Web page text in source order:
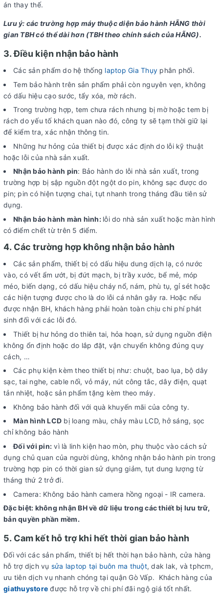
án thay thế.
Lưu ý: các trường hợp máy thuộc diện bảo hành HÃNG thời
gian TBH có thể dài hơn (TBH theo chính sách của HÃNG).
3. Điều kiện nhận bảo hành
Các sản phẩm do hệ thống laptop Gia Thụy phân phối.
Tem bảo hành trên sản phẩm phải còn nguyên vẹn, không
có dấu hiệu cạo sước, tẩy xóa, mờ rách.
Trong trường hợp, tem chưa rách nhưng bị mờ hoặc tem bị
rách do yếu tố khách quan nào đó, công ty sẽ tạm thời giữ lại
để kiểm tra, xác nhận thông tin.
Những hư hỏng của thiết bị được xác định do lỗi kỹ thuật
hoặc lỗi của nhà sản xuất.
Nhận bảo hành pin: Bảo hành do lỗi nhà sản xuất, trong
trường hợp bị sập nguồn đột ngột do pin, không sạc được do
pin; pin có hiện tượng chai, tụt nhanh trong tháng đầu tiên sử
dụng.
Nhận bảo hành màn hình: lỗi do nhà sản xuất hoặc màn hình
có điểm chết từ trên 5 điểm.
4. Các trường hợp không nhận bảo hành
Các sản phẩm, thiết bị có dấu hiệu dung dịch lạ, có nước
vào, có vết ẩm ướt, bị đứt mạch, bị trầy xước, bể mẻ, móp
méo, biến dạng, có dấu hiệu cháy nổ, nám, phù tụ, gỉ sét hoặc
các hiện tượng được cho là do lỗi cá nhân gây ra. Hoặc nếu
được nhận BH, khách hàng phải hoàn toàn chịu chi phí phát
sinh đối với các lỗi đó.
Thiết bị hư hỏng do thiên tai, hỏa hoạn, sử dụng nguồn điện
không ổn định hoặc do lắp đặt, vận chuyển không đúng quy
cách, …
Các phụ kiện kèm theo thiết bị như: chuột, bao lụa, bộ dây
sạc, tai nghe, cable nối, vỏ máy, nút công tắc, dây điện, quạt
tản nhiệt, hoặc sản phẩm tặng kèm theo máy.
Không bảo hành đối với quà khuyến mãi của công ty.
Màn hình LCD bị loang màu, chảy màu LCD, hở sáng, sọc
chỉ không bảo hành
Đối với pin: vì là linh kiện hao mòn, phụ thuộc vào cách sử
dụng chủ quan của người dùng, không nhận bảo hành pin trong
trường hợp pin có thời gian sử dụng giảm, tụt dung lượng từ
tháng thứ 2 trở đi.
Camera: Không bảo hành camera hồng ngoại - IR camera.
Đặc biệt: không nhận BH về dữ liệu trong các thiết bị lưu trữ,
bản quyền phần mềm.
5. Cam kết hỗ trợ khi hết thời gian bảo hành
Đối với các sản phẩm, thiết bị hết thời hạn bảo hành, cửa hàng
hỗ trợ dịch vụ sửa laptop tại buôn ma thuột, dak lak, và tphcm,
ưu tiên dịch vụ nhanh chóng tại quận Gò Vấp. Khách hàng của
giathuystore được hỗ trợ về chi phí đãi ngộ giá tốt nhất.